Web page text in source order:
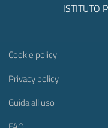
ISTITUTO
Sezione Link
Cookie policy
Privacy policy
Guida all'uso